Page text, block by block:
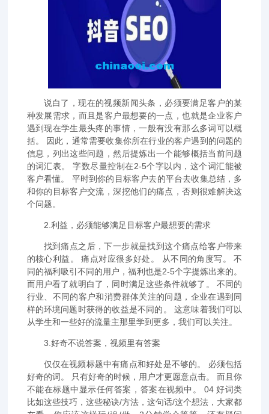
说白了，现在的视频新闻头条，必须要满足客户的某
种发展需求，而且是客户最想要的一点，也就是企业客户
遇到现在学生最头疼的事情，一般有没有那么多词可以概
括。 因此，通常需要收集你所在行业的客户遇到的问题的
信息，列出这些问题，然后提炼出一个能够概括当前问题
的词汇表。 字数尽量控制在2-5个字以内，这个词汇能被
客户看懂。 平时到你的目标客户去的平台去收集总结，多
和你的目标客户交流，深挖他们的痛点，否则很难解决这
个问题。
2.利益，必须能够满足目标客户最想要的需求
找到痛点之后，下一步就是找到这个痛点给客户带来
的核心利益。 痛点对应很多好处。 从不同的角度写。 不
同的福利吸引不同的用户，福利也是2-5个字提炼出来的。
而用户看了就明白了，同时满足这些条件就够了。 不同的
行业、不同的客户和消费群体关注的问题，企业在遇到同
样的环境问题时获得的收益是不同的。 这意味着我们可以
从学生和一些好的流量主那里学到更多，我们可以关注。
3.好奇不说答案，视频里有答案
仅仅在视频标题中有痛点和好处是不够的。 必须包括
好奇的词。 只有好奇的时候，用户才更愿意点击。 而且你
不能在标题中显示任何答案，答案在视频中。 04 好词类
比如这些技巧，这些秘诀/方法，这句话/这个想法，大家都